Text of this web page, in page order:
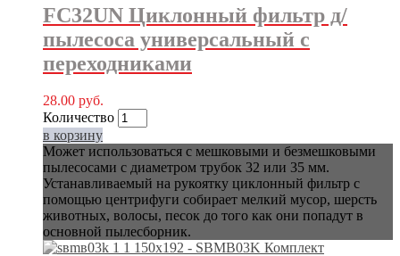
FC32UN Циклонный фильтр д/
пылесоса универсальный с
переходниками
28.00 руб.
Количество
в корзину
Может использоваться с мешковыми и безмешковыми
пылесосами с диаметром трубок 32 или 35 мм.
Устанавливаемый на рукоятку циклонный фильтр с
помощью центрифуги собирает мелкий мусор, шерсть
животных, волосы, песок до того как они попадут в
основной пылесборник.